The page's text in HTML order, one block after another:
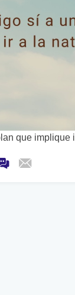
que implique